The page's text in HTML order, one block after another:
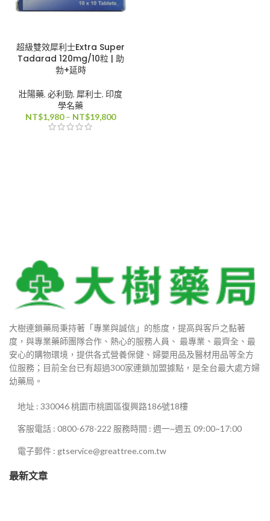
超級雙效犀利士Extra Super
Tadarad 120mg/10粒 | 助
勃+延時
壯陽藥, 必利勁, 犀利士, 印度
學名藥
NT$1,980 – NT$19,800價
大樹連鎖藥局秉持著「專業與誠信」的態度，提高與客戶之黏著
度，與專業藥師團隊合作、熱心的服務人員、 最專業、最齊全、最
安心的購物環境，提供各式營養保健、婦嬰用品及醫材用品等全方
位服務；目前全台已有超過300家連鎖加盟據點，是全台最大處方婦
幼藥局。
地址 : 330046 桃園市桃園區復興路186號18樓
客服電話 : 0800-678-222 服務時間 : 週一~週五 09:00~17:00
電子郵件 : gtservice@greattree.com.tw
最新文章